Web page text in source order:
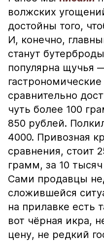
волжских
достойны того,
И, конечно,
станут
популярна щучья
гастрономические
сравнительно
чуть более 100
850 рублей.
4000. Привозная
сравнения, стоит
грамм, за 10
Сами продавцы
сложившейся
на прилавке есть
вот чёрная икра,
цену, не редкий